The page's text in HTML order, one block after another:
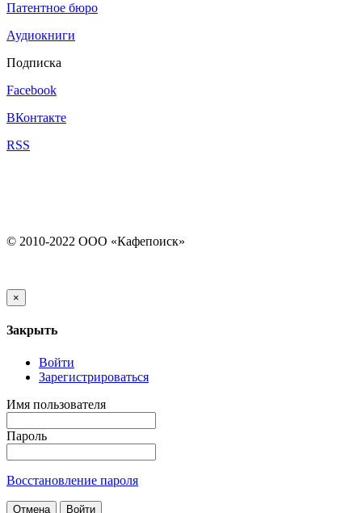
Патентное бюро
Аудиокниги
Подписка
Facebook
ВКонтакте
RSS
© 2010-2022 ООО «Кафепоиск»
×
Закрыть
Войти
Зарегистрироваться
Имя пользователя
Пароль
Восстановление пароля
Отмена Войти